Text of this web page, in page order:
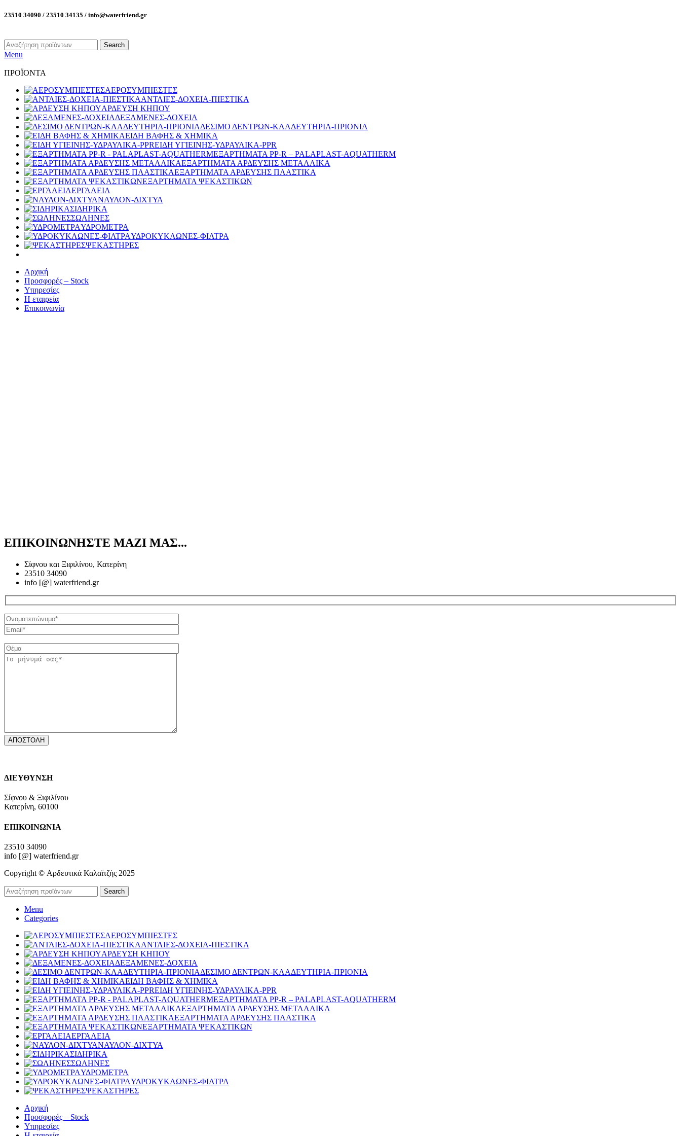
23510 34090 / 23510 34135 / info@waterfriend.gr
Search
Menu
ΠΡΟΪΟΝΤΑ
ΑΕΡΟΣΥΜΠΙΕΣΤΕΣ
ΑΝΤΛΙΕΣ-ΔΟΧΕΙΑ-ΠΙΕΣΤΙΚΑ
ΑΡΔΕΥΣΗ ΚΗΠΟΥ
ΔΕΞΑΜΕΝΕΣ-ΔΟΧΕΙΑ
ΔΕΣΙΜΟ ΔΕΝΤΡΩΝ-ΚΛΑΔΕΥΤΗΡΙΑ-ΠΡΙΟΝΙΑ
ΕΙΔΗ ΒΑΦΗΣ & ΧΗΜΙΚΑ
ΕΙΔΗ ΥΓΙΕΙΝΗΣ-ΥΔΡΑΥΛΙΚΑ-PPR
ΕΞΑΡΤΗΜΑΤΑ PP-R – PALAPLAST-AQUATHERM
ΕΞΑΡΤΗΜΑΤΑ ΑΡΔΕΥΣΗΣ ΜΕΤΑΛΛΙΚΑ
ΕΞΑΡΤΗΜΑΤΑ ΑΡΔΕΥΣΗΣ ΠΛΑΣΤΙΚΑ
ΕΞΑΡΤΗΜΑΤΑ ΨΕΚΑΣΤΙΚΩΝ
ΕΡΓΑΛΕΙΑ
ΝΑΥΛΟΝ-ΔΙΧΤΥΑ
ΣΙΔΗΡΙΚΑ
ΣΩΛΗΝΕΣ
ΥΔΡΟΜΕΤΡΑ
ΥΔΡΟΚΥΚΛΩΝΕΣ-ΦΙΛΤΡΑ
ΨΕΚΑΣΤΗΡΕΣ
Αρχική
Προσφορές – Stock
Υπηρεσίες
Η εταιρεία
Επικοινωνία
ΕΠΙΚΟΙΝΩΝΗΣΤΕ ΜΑΖΙ ΜΑΣ...
Σίφνου και Ξιφιλίνου, Κατερίνη
23510 34090
info [@] waterfriend.gr
ΔΙΕΥΘΥΝΣΗ
Σίφνου & Ξιφιλίνου
Κατερίνη, 60100
ΕΠΙΚΟΙΝΩΝΙΑ
23510 34090
info [@] waterfriend.gr
Copyright © Αρδευτικά Καλαϊτζής 2025
Search
Menu
Categories
ΑΕΡΟΣΥΜΠΙΕΣΤΕΣ
ΑΝΤΛΙΕΣ-ΔΟΧΕΙΑ-ΠΙΕΣΤΙΚΑ
ΑΡΔΕΥΣΗ ΚΗΠΟΥ
ΔΕΞΑΜΕΝΕΣ-ΔΟΧΕΙΑ
ΔΕΣΙΜΟ ΔΕΝΤΡΩΝ-ΚΛΑΔΕΥΤΗΡΙΑ-ΠΡΙΟΝΙΑ
ΕΙΔΗ ΒΑΦΗΣ & ΧΗΜΙΚΑ
ΕΙΔΗ ΥΓΙΕΙΝΗΣ-ΥΔΡΑΥΛΙΚΑ-PPR
ΕΞΑΡΤΗΜΑΤΑ PP-R – PALAPLAST-AQUATHERM
ΕΞΑΡΤΗΜΑΤΑ ΑΡΔΕΥΣΗΣ ΜΕΤΑΛΛΙΚΑ
ΕΞΑΡΤΗΜΑΤΑ ΑΡΔΕΥΣΗΣ ΠΛΑΣΤΙΚΑ
ΕΞΑΡΤΗΜΑΤΑ ΨΕΚΑΣΤΙΚΩΝ
ΕΡΓΑΛΕΙΑ
ΝΑΥΛΟΝ-ΔΙΧΤΥΑ
ΣΙΔΗΡΙΚΑ
ΣΩΛΗΝΕΣ
ΥΔΡΟΜΕΤΡΑ
ΥΔΡΟΚΥΚΛΩΝΕΣ-ΦΙΛΤΡΑ
ΨΕΚΑΣΤΗΡΕΣ
Αρχική
Προσφορές – Stock
Υπηρεσίες